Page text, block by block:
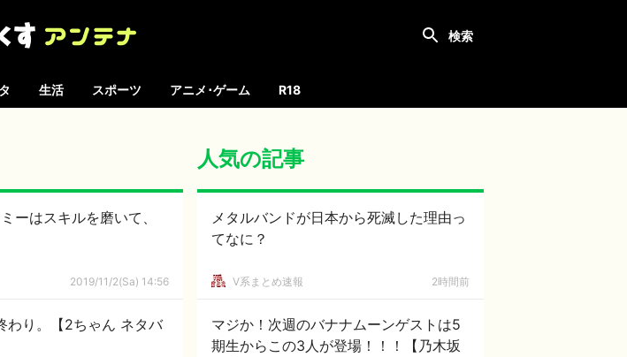
生活 スポーツ アニメ･ゲーム R18
ーはスキルを磨いて、
2019/11/2(Sa) 14:56
わり。【2ちゃん ネタバ
人気の記事
メタルバンドが日本から死滅した理由っ
てなに？
V系まとめ速報 2時間前
マジか！次週のバナナムーンゲストは5
期生からこの3人が登場！！！【乃木坂